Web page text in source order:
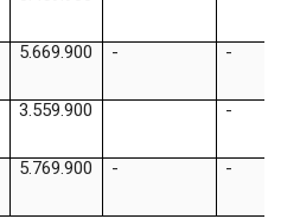
5.669.900 - -
3.559.900 -
5.769.900 - -